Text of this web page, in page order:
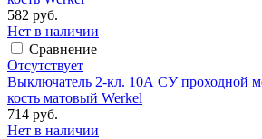
582 руб.
Нет в наличии
Сравнение
Отсутствует
Выключатель 2-кл. 10А СУ проходной
кость матовый Werkel
714 руб.
Нет в наличии